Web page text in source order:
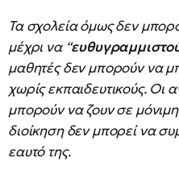
Τα σχολεία όμως δεν
μέχρι να “
μαθητές δεν μπορούν να
χωρίς εκπαιδευτικούς. Οι
μπορούν να ζουν σε
διοίκηση δεν μπορεί να
εαυτό της.